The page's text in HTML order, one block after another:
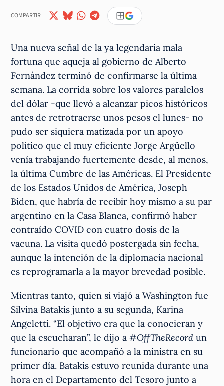
COMPARTIR
Una nueva señal de la ya legendaria mala
fortuna que aqueja al gobierno de Alberto
Fernández terminó de confirmarse la última
semana. La corrida sobre los valores paralelos
del dólar -que llevó a alcanzar picos históricos
antes de retrotraerse unos pesos el lunes- no
pudo ser siquiera matizada por un apoyo
político que el muy eficiente Jorge Argüello
venía trabajando fuertemente desde, al menos,
la última Cumbre de las Américas. El Presidente
de los Estados Unidos de América, Joseph
Biden, que habría de recibir hoy mismo a su par
argentino en la Casa Blanca, confirmó haber
contraído COVID con cuatro dosis de la
vacuna. La visita quedó postergada sin fecha,
aunque la intención de la diplomacia nacional
es reprogramarla a la mayor brevedad posible.
Mientras tanto, quien sí viajó a Washington fue
Silvina Batakis junto a su segunda, Karina
Angeletti. “El objetivo era que la conocieran y
que la escucharan”, le dijo a#OffTheRecord un
funcionario que acompañó a la ministra en su
primer día. Batakis estuvo reunida durante una
hora en el Departamento del Tesoro junto a